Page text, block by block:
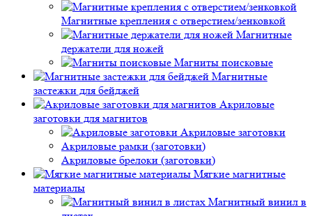
Магнитные крепления с отверстием/зенковкой
Магнитные
держатели для ножей
Магниты поисковые
Магнитные
застежки для бейджей
Акриловые
заготовки для магнитов
Акриловые заготовки
Акриловые рамки (заготовки)
Акриловые брелоки (заготовки)
Мягкие магнитные
материалы
Магнитный винил в